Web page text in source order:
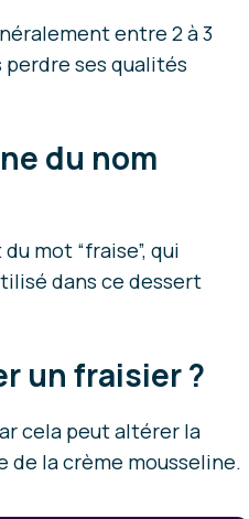
entre 2 à 3
ses qualités
du nom
mot “fraise”, qui
dans ce dessert
un fraisier ?
cela peut altérer la
la crème mousseline.